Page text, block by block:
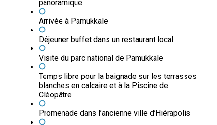
panoramique
Arrivée à Pamukkale
Déjeuner buffet dans un restaurant local
Visite du parc national de Pamukkale
Temps libre pour la baignade sur les terrasses
blanches en calcaire et à la Piscine de
Cléopâtre
Promenade dans l’ancienne ville d’Hiérapolis